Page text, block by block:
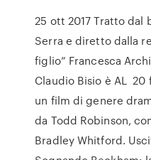
25 ott 2017 Tratto dal
Serra e diretto dalla
figlio” Francesca
Claudio Bisio è AL 20
un film di genere
da Todd Robinson,
Bradley Whitford.